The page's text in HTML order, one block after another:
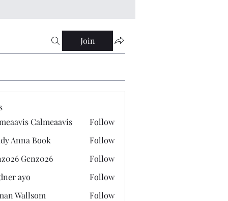
Join
Calmeaavis
Calmeaavis Follow
Book
Anna Book Follow
Genz026
Genz026 Follow
ayo
Follow
Wallsom
Follow